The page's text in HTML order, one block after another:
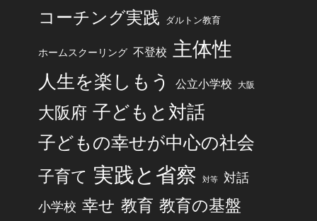
コーチング実践 ダルトン教育
ホームスクーリング 不登校 主体性
人生を楽しもう 公立小学校 大阪
大阪府 子どもと対話
子どもの幸せが中心の社会
子育て 実践と省察 対等 対話
小学校 幸せ 教育 教育の基盤